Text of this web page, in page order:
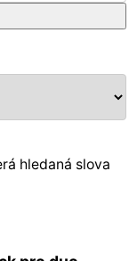
hledaná slova